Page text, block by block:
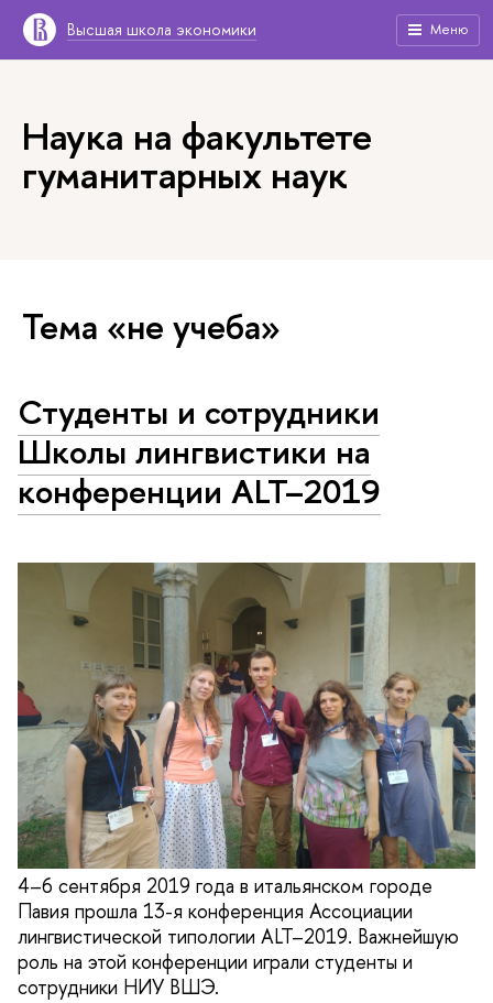
Высшая школа экономики Меню
Наука на факультете
гуманитарных наук
Тема «не учеба»
Студенты и сотрудники
Школы лингвистики на
конференции ALT–2019
4–6 сентября 2019 года в итальянском городе
Павия прошла 13-я конференция Ассоциации
лингвистической типологии ALT–2019. Важнейшую
роль на этой конференции играли студенты и
сотрудники НИУ ВШЭ.